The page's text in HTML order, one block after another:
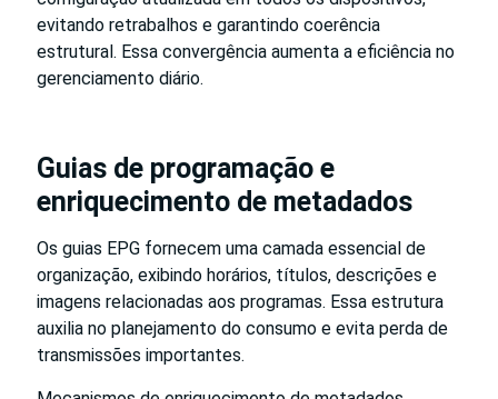
evitando retrabalhos e garantindo coerência
estrutural. Essa convergência aumenta a eficiência no
gerenciamento diário.
Guias de programação e
enriquecimento de metadados
Os guias EPG fornecem uma camada essencial de
organização, exibindo horários, títulos, descrições e
imagens relacionadas aos programas. Essa estrutura
auxilia no planejamento do consumo e evita perda de
transmissões importantes.